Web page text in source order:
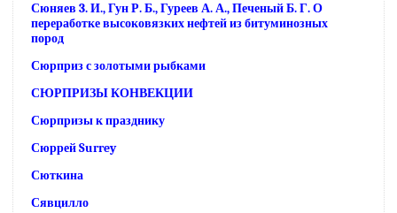
Сюняев 3. И., Гун Р. Б., Гуреев А. А., Печеный Б. Г. О
переработке высоковязких нефтей из битуминозных
пород
Сюрприз с золотыми рыбками
СЮРПРИЗЫ КОНВЕКЦИИ
Сюрпризы к празднику
Сюррей Surrey
Сюткина
Сявцилло